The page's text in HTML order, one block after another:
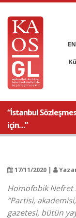
“İstanbul
için…”
17/11/2020 |
Homofobik Nefret
“Partisi,
gazetesi, bütün